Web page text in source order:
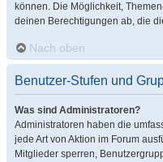
können. Die Möglichkeit,
deinen Berechtigungen ab, die
Nach oben
Benutzer-Stufen und
Was sind Administratoren?
Administratoren haben die
jede Art von Aktion im Forum
Mitglieder sperren,